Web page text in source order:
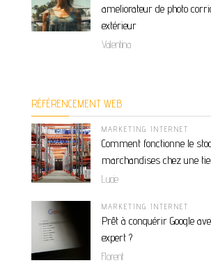
ameliorateur de photo
extérieur
Valentina
RÉFÉRENCEMENT WEB
MARKETING INTERNET
Comment fonctionne le
marchandises chez une
Lucie
MARKETING INTERNET
Prêt à conquérir Google
expert ?
Florent